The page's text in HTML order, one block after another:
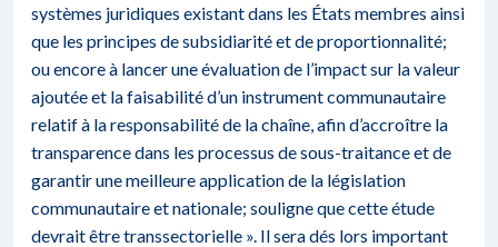
systèmes juridiques existant dans les États membres ainsi
que les principes de subsidiarité et de proportionnalité;
ou encore à lancer une évaluation de l’impact sur la valeur
ajoutée et la faisabilité d’un instrument communautaire
relatif à la responsabilité de la chaîne, afin d’accroître la
transparence dans les processus de sous-traitance et de
garantir une meilleure application de la législation
communautaire et nationale; souligne que cette étude
devrait être transsectorielle ». Il sera dés lors important